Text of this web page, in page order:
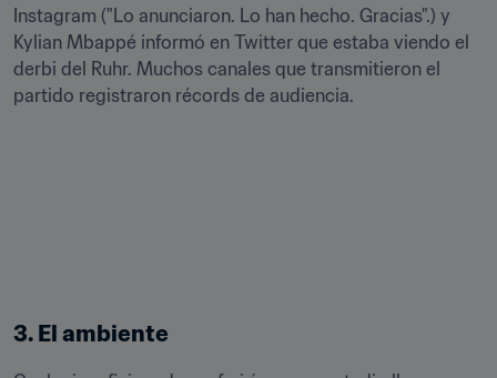
Instagram ("Lo anunciaron. Lo han hecho. Gracias".) y
Kylian Mbappé informó en Twitter que estaba viendo el
derbi del Ruhr. Muchos canales que transmitieron el
partido registraron récords de audiencia.
3. El ambiente